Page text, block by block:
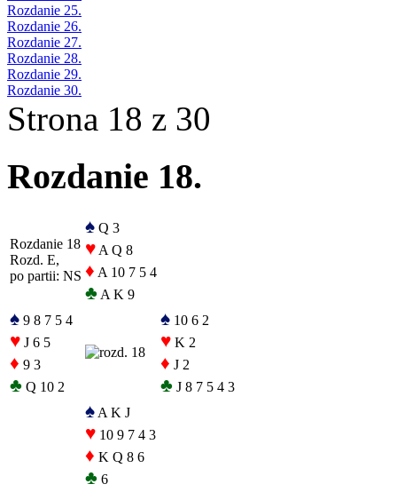
Rozdanie 25.
Rozdanie 26.
Rozdanie 27.
Rozdanie 28.
Rozdanie 29.
Rozdanie 30.
Strona 18 z 30
Rozdanie 18.
Rozdanie 18
Rozd. E,
po partii: NS
♠ Q 3
♥ A Q 8
♦ A 10 7 5 4
♣ A K 9
♠ 9 8 7 5 4
♥ J 6 5
♦ 9 3
♣ Q 10 2
♠ 10 6 2
♥ K 2
♦ J 2
♣ J 8 7 5 4 3
♠ A K J
♥ 10 9 7 4 3
♦ K Q 8 6
♣ 6